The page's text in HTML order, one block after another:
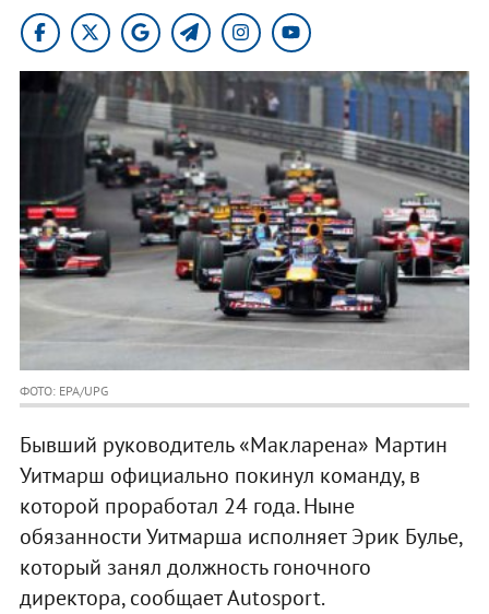
ФОТО: EPA/UPG
Бывший руководитель «Макларена» Мартин
Уитмарш официально покинул команду, в
которой проработал 24 года. Ныне
обязанности Уитмарша исполняет Эрик Булье,
который занял должность гоночного
директора, сообщает Autosport.